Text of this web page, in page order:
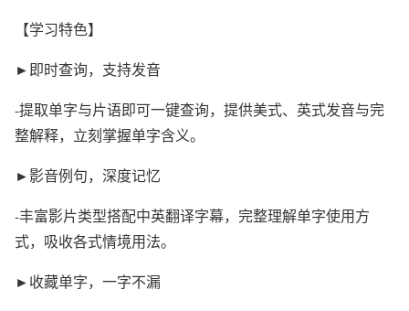
【学习特色】
►即时查询，支持发音
-提取单字与片语即可一键查询，提供美式、英式发音与完
整解释，立刻掌握单字含义。
►影音例句，深度记忆
-丰富影片类型搭配中英翻译字幕，完整理解单字使用方
式，吸收各式情境用法。
►收藏单字，一字不漏